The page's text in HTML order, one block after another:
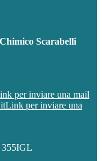
Scarabelli
per inviare una mail
Link per inviare una
355IGL